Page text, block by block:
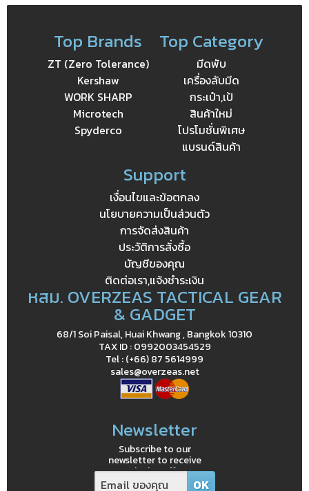
Top Brands
ZT (Zero Tolerance)
Kershaw
WORK SHARP
Microtech
Spyderco
Top Category
มีดพับ
เครื่องลับมีด
กระเป๋า,เป้
สินค้าใหม่
โปรโมชั่นพิเศษ
แบรนด์สินค้า
Support
เงื่อนไขและข้อตกลง
นโยบายความเป็นส่วนตัว
การจัดส่งสินค้า
ประวัติการสั่งซื้อ
บัญชีของคุณ
ติดต่อเรา,แจ้งชำระเงิน
หสม. OVERZEAS TACTICAL GEAR
& GADGET
68/1 Soi Paisal, Huai Khwang , Bangkok 10310
TAX ID : 0992003454529
Tel : (+66) 87 5614999
sales@overzeas.net
Newsletter
Subscribe to our
newsletter to receive
exclusive offers